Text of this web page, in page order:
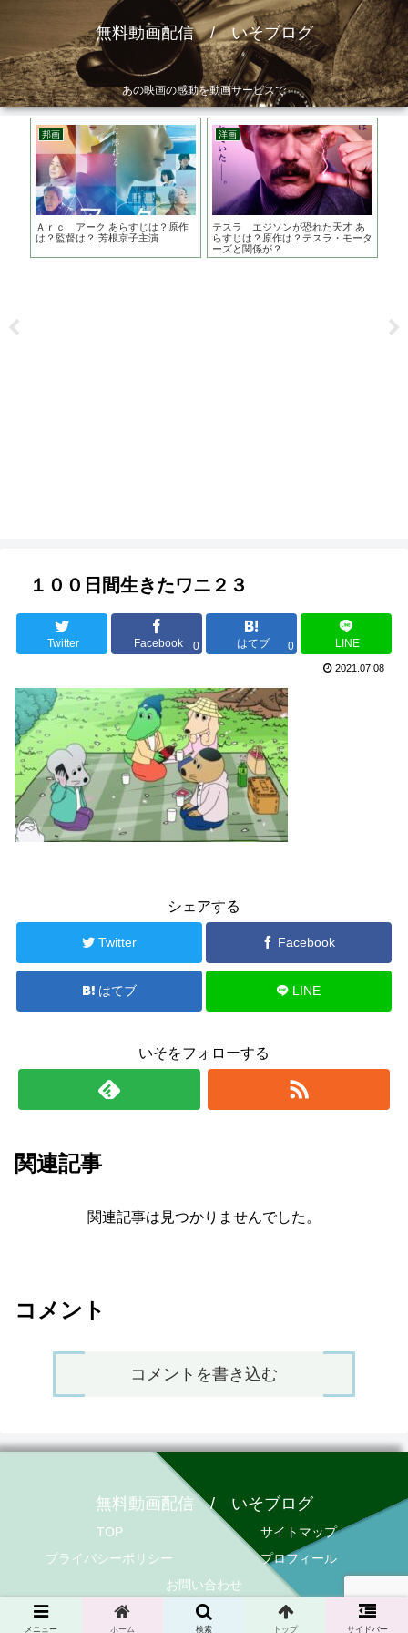
無料動画配信 / いそブログ
あの映画の感動を動画サービスで
邦画
Ａｒｃ アーク あらすじは？原作
は？監督は？ 芳根京子主演
洋画
テスラ エジソンが恐れた天才 あ
らすじは？原作は？テスラ・モータ
ーズと関係が？
１００日間生きたワニ２３
Twitter Facebook 0 はてブ 0 LINE
2021.07.08
シェアする
Twitter Facebook
はてブ LINE
いそをフォローする
関連記事
関連記事は見つかりませんでした。
コメント
コメントを書き込む
無料動画配信 / いそブログ
TOP
サイトマップ
プライバシーポリシー
プロフィール
お問い合わせ
© 2020 無料動画配信 / いそブログ.
メニュー ホーム 検索 トップ サイドバー